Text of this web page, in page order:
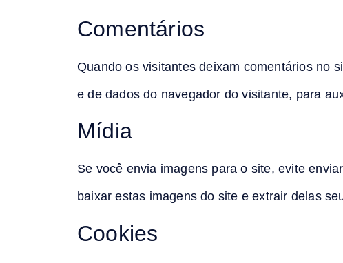
Comentários
Quando os visitantes deixam comentários no
e de dados do navegador do visitante, para
Mídia
Se você envia imagens para o site, evite
baixar estas imagens do site e extrair delas
Cookies